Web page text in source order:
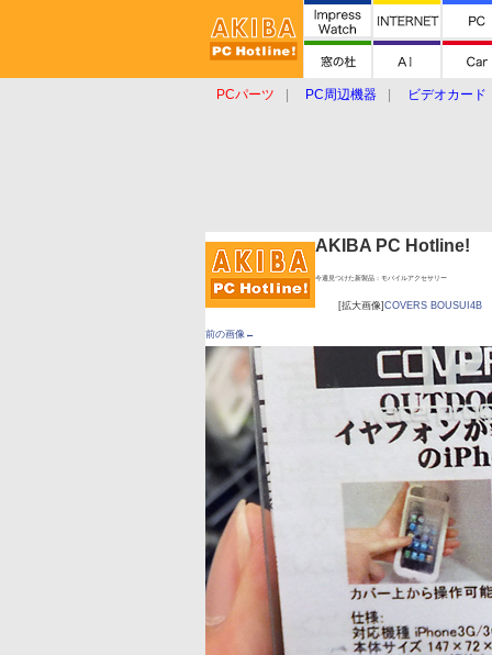
PCパーツ PC周辺機器
ビデオカード
AKIBA PC Hotline!
今週見つけた新製品：モバイルアクセサリー
[拡大画像] COVERS BOUSUI4B
前の画像←